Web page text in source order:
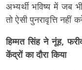
अभ्यर्थी भविष्य में
तो ऐसी पुनरावृत्ति नहीं
हिम्मत सिंह ने नूंह,
केंद्रों का दौरा किया